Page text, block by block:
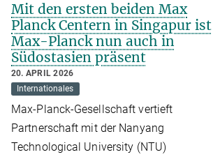
Mit den ersten beiden Max
Planck Centern in Singapur ist
Max-Planck nun auch in
Südostasien präsent
20. APRIL 2026
Internationales
Max-Planck-Gesellschaft vertieft
Partnerschaft mit der Nanyang
Technological University (NTU)